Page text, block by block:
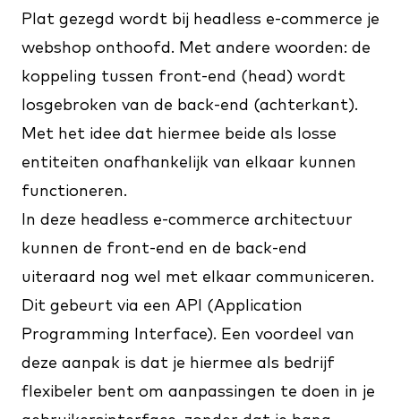
Plat gezegd wordt bij headless e-commerce je
webshop onthoofd. Met andere woorden: de
koppeling tussen front-end (head) wordt
losgebroken van de back-end (achterkant).
Met het idee dat hiermee beide als losse
entiteiten onafhankelijk van elkaar kunnen
functioneren.
In deze headless e-commerce architectuur
kunnen de front-end en de back-end
uiteraard nog wel met elkaar communiceren.
Dit gebeurt via een API (Application
Programming Interface). Een voordeel van
deze aanpak is dat je hiermee als bedrijf
flexibeler bent om aanpassingen te doen in je